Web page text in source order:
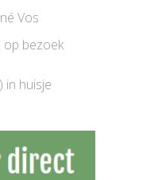
Vos
op bezoek
in huisje